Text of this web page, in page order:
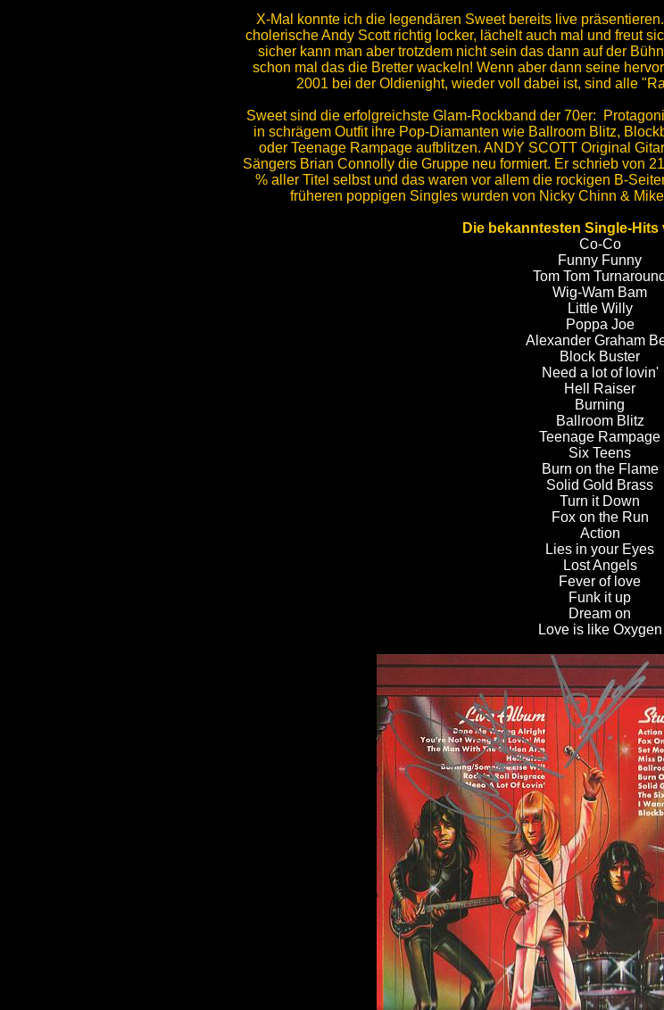
X-Mal konnte ich die legendären Sweet bereits live
cholerische Andy Scott richtig locker, lächelt auch mal und freut
sicher kann man aber trotzdem nicht sein das dann auf der
schon mal das die Bretter wackeln! Wenn aber dann seine
2001 bei der Oldienight, wieder voll dabei ist, sind alle
Sweet sind die erfolgreichste Glam-Rockband der 70er:
in schrägem Outfit ihre Pop-Diamanten wie Ballroom Blitz,
oder Teenage Rampage aufblitzen. ANDY SCOTT Original
Sängers Brian Connolly die Gruppe neu formiert. Er schrieb von
% aller Titel selbst und das waren vor allem die rockigen B-
früheren poppigen Singles wurden von Nicky Chinn &
Die bekanntesten Single-Hits
Co-Co
Funny Funny
Tom Tom Turnaround
Wig-Wam Bam
Little Willy
Poppa Joe
Alexander Graham
Block Buster
Need a lot of lovin'
Hell Raiser
Burning
Ballroom Blitz
Teenage Rampage
Six Teens
Burn on the Flame
Solid Gold Brass
Turn it Down
Fox on the Run
Action
Lies in your Eyes
Lost Angels
Fever of love
Funk it up
Dream on
Love is like Oxygen